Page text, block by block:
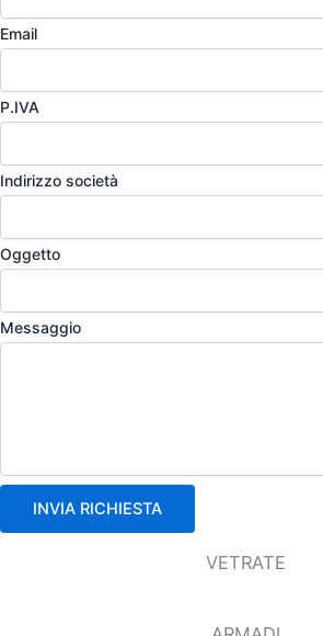
Email
P.IVA
Indirizzo società
Oggetto
Messaggio
INVIA RICHIESTA
VETRATE